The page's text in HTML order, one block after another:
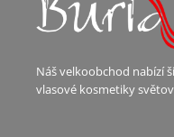
Náš velkoobchod nabízí
vlasové kosmetiky